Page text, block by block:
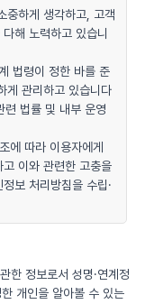
중하게 생각하고, 고객
해 노력하고 있습니
법령이 정한 바를 준
게 관리하고 있습니다
련 법률 및 내부 운영
에 따라 이용자에게
이와 관련한 고충을
보 처리방침을 수립·
한 정보로서 성명·연계정
개인을 알아볼 수 있는